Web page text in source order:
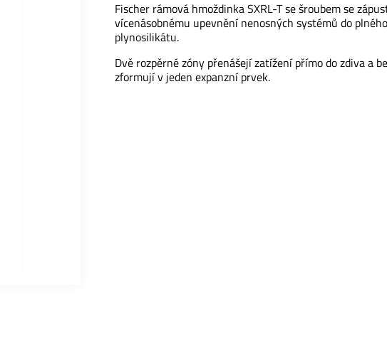
Fischer rámová hmoždinka SXRL-T se šroubem se
vícenásobnému upevnění nenosných systémů do
plynosilikátu.
Dvě rozpěrné zóny přenášejí zatížení přímo do zdiva a
zformují v jeden expanzní prvek.